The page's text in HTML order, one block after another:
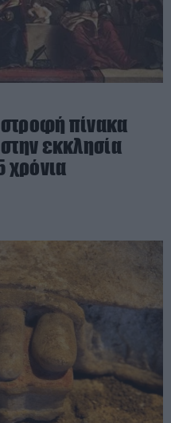
πίνακα
εκκλησία
χρόνια